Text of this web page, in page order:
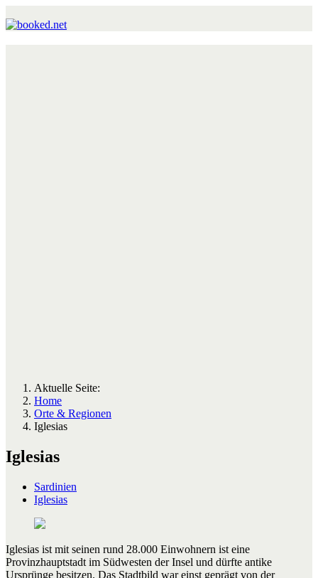
Aktuelle Seite:
Home
Orte & Regionen
Iglesias
Iglesias
Sardinien
Iglesias
Iglesias ist mit seinen rund 28.000 Einwohnern ist eine
Provinzhauptstadt im Südwesten der Insel und dürfte antike
Ursprünge besitzen. Das Stadtbild war einst geprägt von der